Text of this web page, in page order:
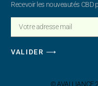
Recevoir les nouveautés CBD
VALIDER ⟶
© AVALLIANCE